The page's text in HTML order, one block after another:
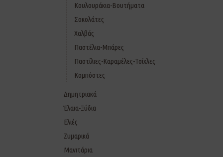
Κουλουράκια-Βουτήματα
Σοκολάτες
Χαλβάς
Παστέλια-Μπάρες
Παστίλιες-Καραμέλες-Τσίχλες
Κομπόστες
Δημητριακά
Έλαια-Ξύδια
Ελιές
Ζυμαρικά
Μανιτάρια